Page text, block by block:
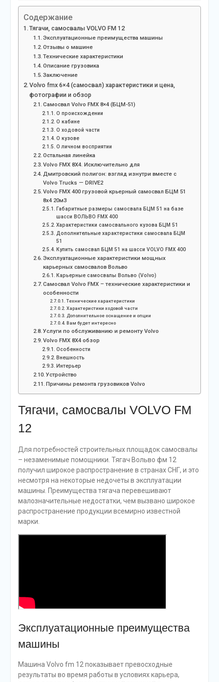
Содержание
Тягачи, самосвалы VOLVO FM 12
Эксплуатационные преимущества машины
Отзывы о машине
Технические характеристики
Описание грузовика
Заключение
Volvo fmx 6×4 (самосвал) характеристики и цена,
фотографии и обзор
Самосвал Volvo FMX 8×4 (БЦМ-51)
О происхождении
О кабине
О ходовой части
О кузове
О личном восприятии
Остальная линейка
Volvo FMX 8Х4. Исключительно для
Дмитровский полигон: взгляд изнутри вместе с
Volvo Trucks — DRIVE2
Volvo FMX 400 грузовой крьерный самосвал БЦМ 51
8х4 20м3
Габаритные размеры самосвала БЦМ 51 на базе
шасси ВОЛЬВО FMX 400
Характеристики самосвального кузова БЦМ 51
Дополнительные характеристики самосвала БЦМ
51
Купить самосвал БЦМ 51 на шасси VOLVO FMX 400
Эксплуатационные характеристики мощных
карьерных самосвалов Вольво
Карьерные самосвалы Вольво (Volvo)
Самосвал Volvo FMX – технические характеристики и
особенности
Технические характеристики
Характеристики ходовой части
Дополнительное оснащение и опции
Вам будет интересно
Услуги по обслуживанию и ремонту Volvo
Volvo FMX 8Х4 обзор
Особенности
Внешность
Интерьер
Устройство
Причины ремонта грузовиков Volvo
Тягачи, самосвалы VOLVO FM
12
Для потребностей строительных площадок самосвалы
– незаменимые помощники. Тягач Вольво фм 12
получил широкое распространение в странах СНГ, и это
несмотря на некоторые недочеты в эксплуатации
машины. Преимущества тягача перевешивают
малозначительные недостатки, чем вызвано широкое
распространение продукции всемирно известной
марки.
Эксплуатационные преимущества
машины
Машина Volvo fm 12 показывает превосходные
результаты во время работы в условиях карьера,